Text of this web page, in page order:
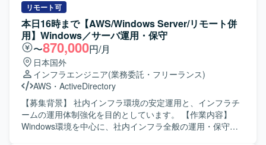
ける方を歓迎いたします。 【ポジションの魅力】 ・特権ID
管理やセキュリティパッチ適用など、リスク管理領域の実
務を通じてインフラ運用・セキュリティに関する知見を深
めていただけます。 ・NotesDBやバッチ処理、Excelマクロ
などを活用した運用自動化・効率化の経験を積むことがで
きます。 【開発環境】 ・NotesDB ・Excelマクロ、Lotusス
クリプト
補佐としてプロジェクト推進や進捗管理支援を担当してい
ただきます。LDAPを中心としたID管理基盤の設計・構築お
よび各種調整対応を実施していただきます。顧客および関
係ベンダーとの折衝や課題管理を行っていただきます。PL
のリソース不足領域を巻き取り、主体的に課題解決に取り
組んでいただきます。各種ドキュメント作成、レビュー、
会議対応を行っていただきます。スケジュール管理および
構築フェーズ全体の推進支援を担当していただきます。
【求める人物像】 自走して課題を発見し、関係者と連携し
ながら解決まで主体的に推進できる方を求めています。顧
客やベンダーとのコミュニケーションを円滑に行い、厳し
リモート可
本日16時まで【AWS/Windows Server/リモート併
用】Windows／サーバ運用・保守
〜870,000円/月
日本国外
インフラエンジニア(業務委託・フリーランス)
AWS ・ ActiveDirectory
【募集背景】 社内インフラ環境の安定運用と、インフラチ
ームの運用体制強化を目的としています。 【作業内容】
Windows環境を中心に、社内インフラ全般の運用・保守を